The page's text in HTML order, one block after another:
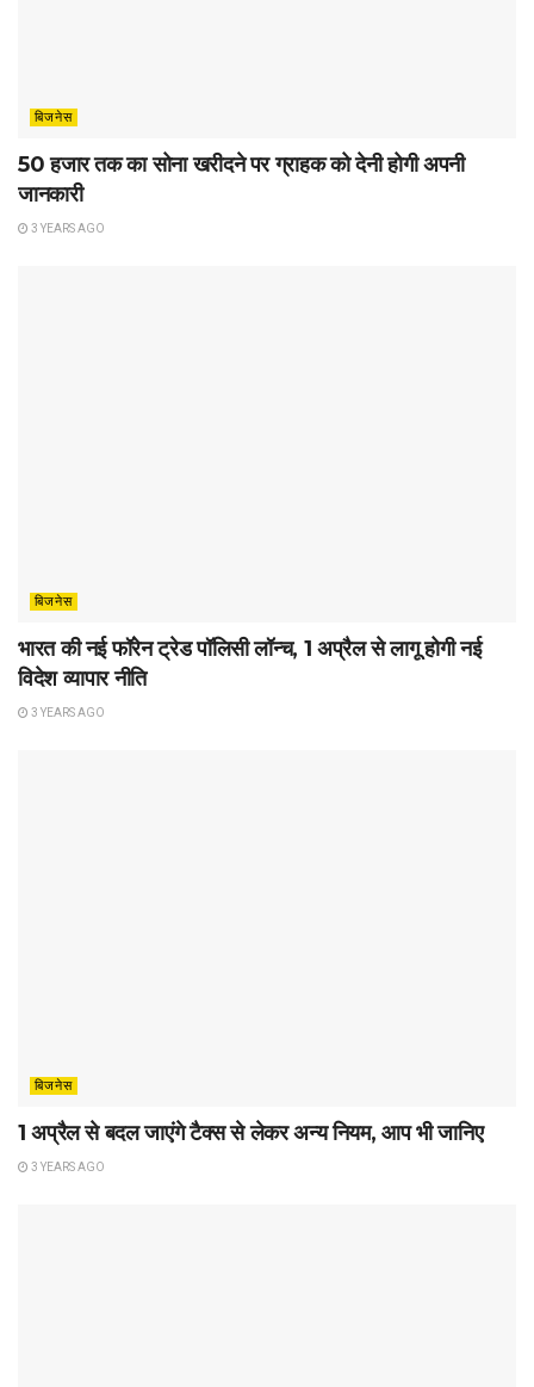
बिजनेस
50 हजार तक का सोना खरीदने पर ग्राहक को देनी होगी अपनी
जानकारी
3 YEARS AGO
बिजनेस
भारत की नई फॉरेन ट्रेड पॉलिसी लॉन्च, 1 अप्रैल से लागू होगी नई
विदेश व्यापार नीति
3 YEARS AGO
बिजनेस
1 अप्रैल से बदल जाएंगे टैक्स से लेकर अन्य ‎नियम, आप भी जानिए
3 YEARS AGO